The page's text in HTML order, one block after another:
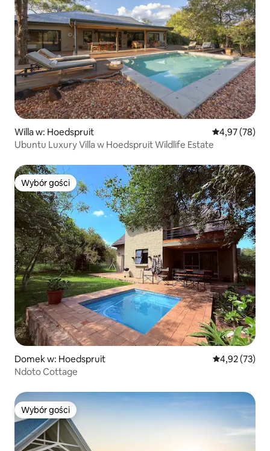
Willa w: Hoedspruit Średnia
4,97 (78)
Ubuntu Luxury Villa w Hoedspruit Wildlife Estate
Wybór gości
Wybór gości
Domek w: Hoedspruit Średnia
4,92 (73)
Ndoto Cottage
Wybór gości
Wybór gości